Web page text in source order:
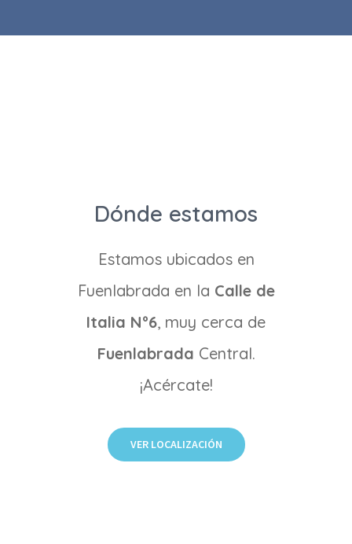
Dónde estamos
Estamos ubicados en
Fuenlabrada en la Calle de
Italia Nº6, muy cerca de
Fuenlabrada Central.
¡Acércate!
VER LOCALIZACIÓN